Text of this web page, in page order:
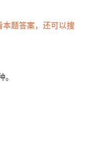
题答案，还可以搜